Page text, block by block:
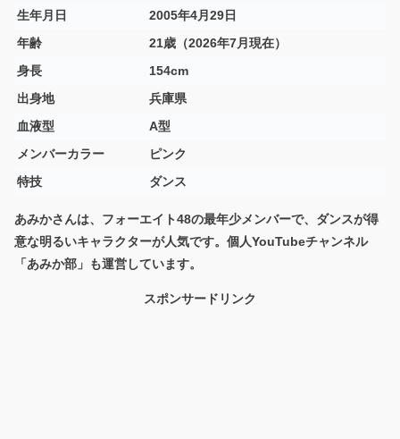
生年月日
2005年4月29日
年齢
21歳（2026年7月現在）
身長
154cm
出身地
兵庫県
血液型
A型
メンバーカラー
ピンク
特技
ダンス
あみかさんは、フォーエイト48の最年少メンバーで、ダンスが得
意な明るいキャラクターが人気です。個人YouTubeチャンネル
「あみか部」も運営しています。
スポンサードリンク